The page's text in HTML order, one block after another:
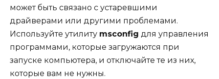
может быть связано с устаревшими
драйверами или другими проблемами.
Используйте утилиту msconfig для управления
программами, которые загружаются при
запуске компьютера, и отключайте те из них,
которые вам не нужны.